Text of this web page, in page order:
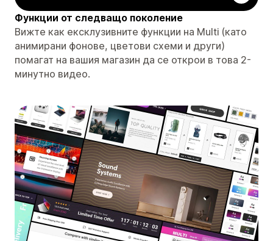
Функции от следващо поколение
Вижте как ексклузивните функции на Multi (като
анимирани фонове, цветови схеми и други)
помагат на вашия магазин да се открои в това 2-
минутно видео.